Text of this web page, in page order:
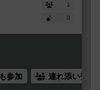
1
0
参加 連れ添い登録